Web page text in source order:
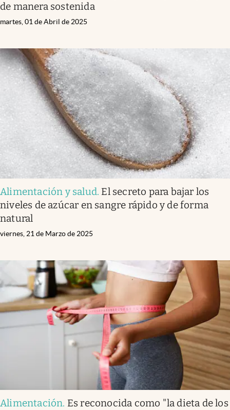
de manera sostenida
martes, 01 de Abril de 2025
Alimentación y salud. El secreto para bajar los
niveles de azúcar en sangre rápido y de forma
natural
viernes, 21 de Marzo de 2025
Alimentación. Es reconocida como "la dieta de los